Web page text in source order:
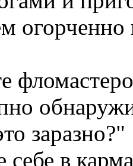
заразно?"
в